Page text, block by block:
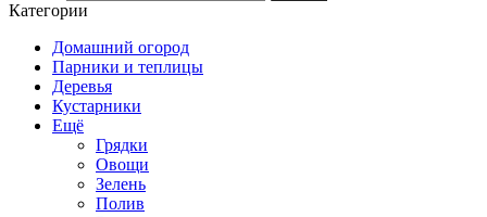
Категории
Домашний огород
Парники и теплицы
Деревья
Кустарники
Ещё
Грядки
Овощи
Зелень
Полив